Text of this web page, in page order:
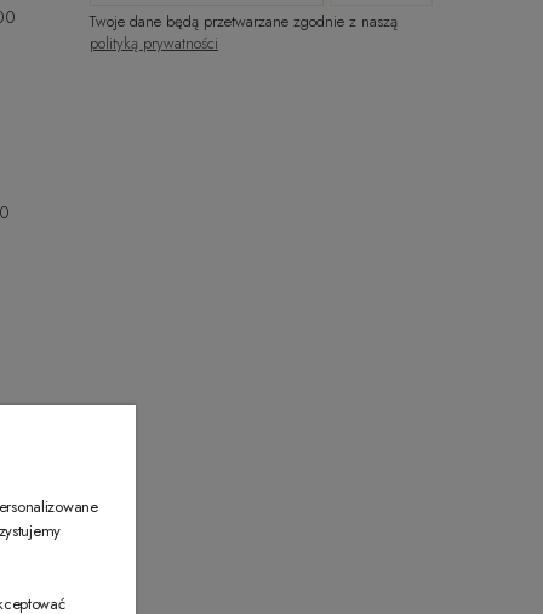
Twoje dane będą przetwarzane zgodnie z naszą
polityką prywatności